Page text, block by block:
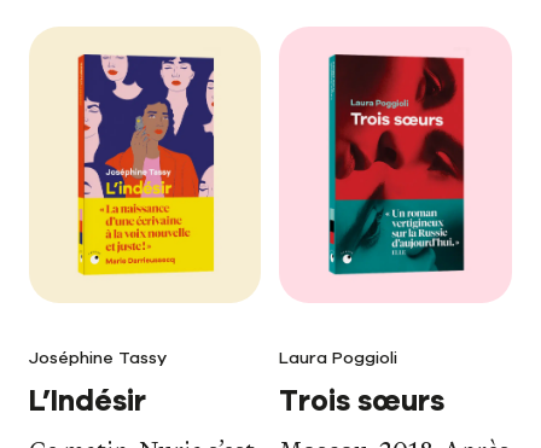
Joséphine Tassy
L’Indésir
Laura Poggioli
Trois sœurs